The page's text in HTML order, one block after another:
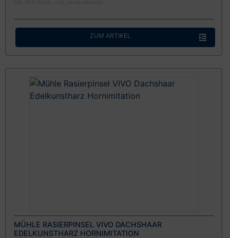
ZUM ARTIKEL
MÜHLE RASIERPINSEL VIVO DACHSHAAR
EDELKUNSTHARZ HORNIMITATION